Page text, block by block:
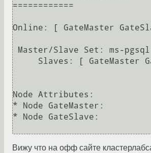
============
Online: [ GateMaster
Node Attributes:
* Node GateMaster:
* Node GateSlave:
Вижу что на офф сайте